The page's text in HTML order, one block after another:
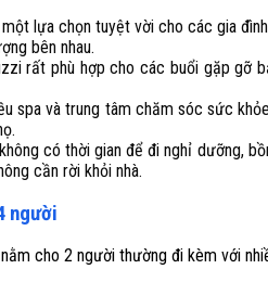
lựa chọn tuyệt vời cho các gia
bên nhau.
rất phù hợp cho các buổi gặp gỡ
spa và trung tâm chăm sóc sức
có thời gian để đi nghỉ dưỡng,
cần rời khỏi nhà.
người
cho 2 người thường đi kèm với